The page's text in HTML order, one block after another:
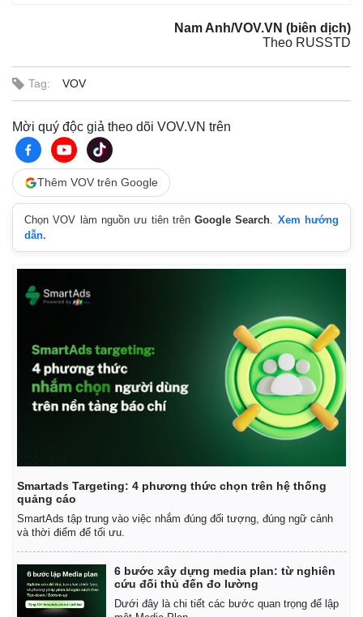
Kinh tế
Thị trường
Giá vàng
Tỷ giá
Chứng khoán
Nam Anh/VOV.VN (biên dịch)
Theo RUSSTD
Tag: VOV
Mời quý độc giả theo dõi VOV.VN trên
Thêm VOV trên Google
Chọn VOV làm nguồn ưu tiên trênGoogle Search. Xem hướng
dẫn.
Smartads Targeting: 4 phương thức chọn trên hệ thống
quảng cáo
SmartAds tập trung vào việc nhắm đúng đối tượng, đúng ngữ cảnh
và thời điểm để tối ưu.
6 bước xây dựng media plan: từ nghiên
cứu đối thủ đến đo lường
Dưới đây là chi tiết các bước quan trọng để lập